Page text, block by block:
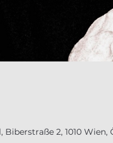
Biberstraße 2, 1010 Wien,